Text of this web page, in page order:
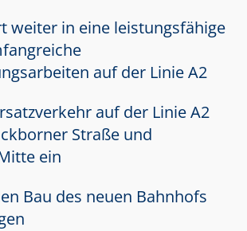
weiter in eine leistungsfähige
auf der Linie A2
auf der Linie A2
Straße und
ein
Bau des neuen Bahnhofs